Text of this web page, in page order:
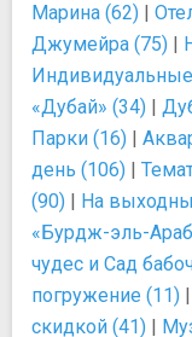
Марина (62) |
Джумейра (75) |
«Дубай» (34) |
Парки (16) |
день (106) |
(90) | На
«Бурдж-эль-
чудес и Сад
погружение (11) |
скидкой (41) |